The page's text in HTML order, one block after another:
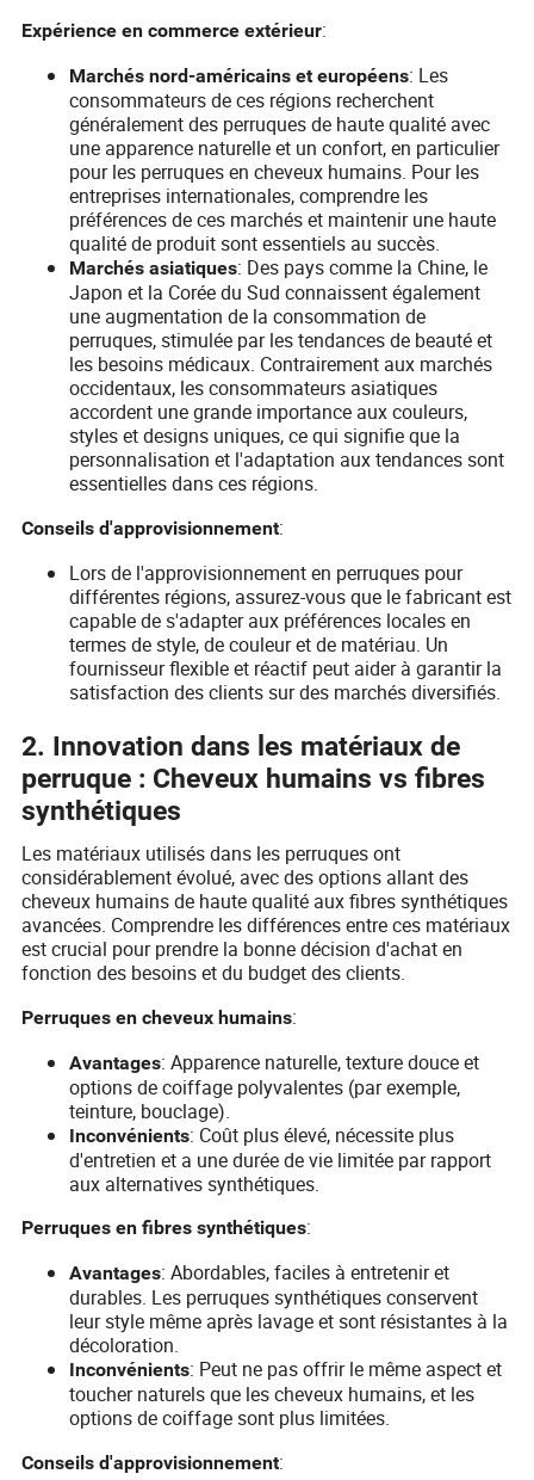
Expérience en commerce extérieur:
Marchés nord-américains et européens: Les
consommateurs de ces régions recherchent
généralement des perruques de haute qualité avec
une apparence naturelle et un confort, en particulier
pour les perruques en cheveux humains. Pour les
entreprises internationales, comprendre les
préférences de ces marchés et maintenir une haute
qualité de produit sont essentiels au succès.
Marchés asiatiques: Des pays comme la Chine, le
Japon et la Corée du Sud connaissent également
une augmentation de la consommation de
perruques, stimulée par les tendances de beauté et
les besoins médicaux. Contrairement aux marchés
occidentaux, les consommateurs asiatiques
accordent une grande importance aux couleurs,
styles et designs uniques, ce qui signifie que la
personnalisation et l'adaptation aux tendances sont
essentielles dans ces régions.
Conseils d'approvisionnement:
Lors de l'approvisionnement en perruques pour
différentes régions, assurez-vous que le fabricant est
capable de s'adapter aux préférences locales en
termes de style, de couleur et de matériau. Un
fournisseur flexible et réactif peut aider à garantir la
satisfaction des clients sur des marchés diversifiés.
2. Innovation dans les matériaux de
perruque : Cheveux humains vs fibres
synthétiques
Les matériaux utilisés dans les perruques ont
considérablement évolué, avec des options allant des
cheveux humains de haute qualité aux fibres synthétiques
avancées. Comprendre les différences entre ces matériaux
est crucial pour prendre la bonne décision d'achat en
fonction des besoins et du budget des clients.
Perruques en cheveux humains:
Avantages: Apparence naturelle, texture douce et
options de coiffage polyvalentes (par exemple,
teinture, bouclage).
Inconvénients: Coût plus élevé, nécessite plus
d'entretien et a une durée de vie limitée par rapport
aux alternatives synthétiques.
Perruques en fibres synthétiques:
Avantages: Abordables, faciles à entretenir et
durables. Les perruques synthétiques conservent
leur style même après lavage et sont résistantes à la
décoloration.
Inconvénients: Peut ne pas offrir le même aspect et
toucher naturels que les cheveux humains, et les
options de coiffage sont plus limitées.
Conseils d'approvisionnement: